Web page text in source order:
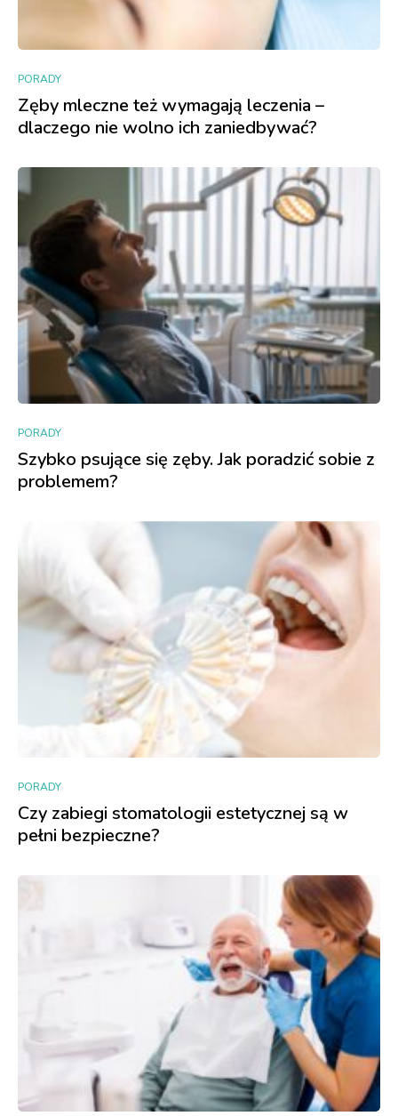
PORADY
Zęby mleczne też wymagają leczenia –
dlaczego nie wolno ich zaniedbywać?
PORADY
Szybko psujące się zęby. Jak poradzić sobie z
problemem?
PORADY
Czy zabiegi stomatologii estetycznej są w
pełni bezpieczne?